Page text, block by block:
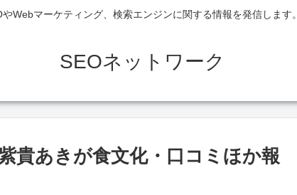
やWebマーケティング、検索エンジンに関する情報を発信します。
SEOネットワーク
貴あきが食文化・口コミほか報